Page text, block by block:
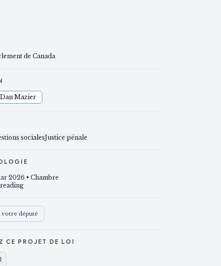
de Canada
Dan Mazier
socialesJustice pénale
2026 • Chambre
député
CE PROJET DE LOI